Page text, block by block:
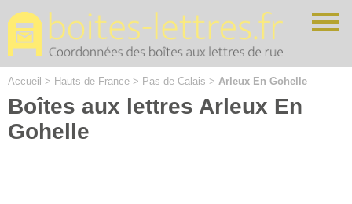
Accueil > Hauts-de-France > Pas-de-Calais > Arleux En Gohelle
Boîtes aux lettres Arleux En
Gohelle